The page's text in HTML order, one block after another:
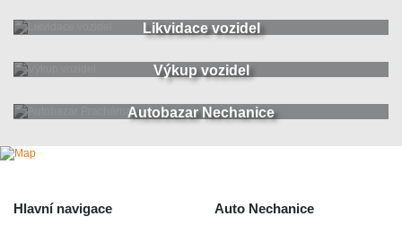
Likvidace vozidel
Výkup vozidel
Autobazar Nechanice
Hlavní navigace Auto Nechanice